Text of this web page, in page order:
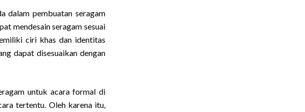
dalam pembuatan seragam
mendesain seragam sesuai
ciri khas dan identitas
dapat disesuaikan dengan
untuk acara formal di
tertentu. Oleh karena itu,